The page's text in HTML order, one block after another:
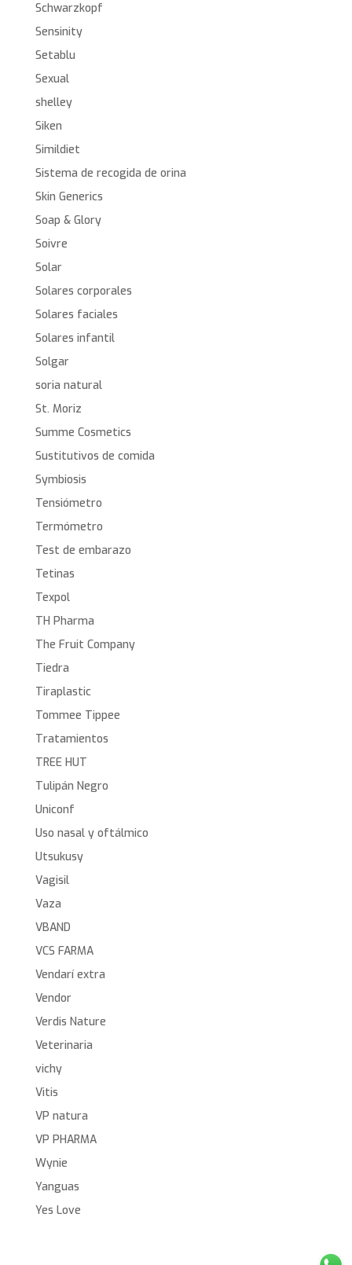
Schwarzkopf
Sensinity
Setablu
Sexual
shelley
Siken
Simildiet
Sistema de recogida de orina
Skin Generics
Soap & Glory
Soivre
Solar
Solares corporales
Solares faciales
Solares infantil
Solgar
soria natural
St. Moriz
Summe Cosmetics
Sustitutivos de comida
Symbiosis
Tensiómetro
Termómetro
Test de embarazo
Tetinas
Texpol
TH Pharma
The Fruit Company
Tiedra
Tiraplastic
Tommee Tippee
Tratamientos
TREE HUT
Tulipán Negro
Uniconf
Uso nasal y oftálmico
Utsukusy
Vagisil
Vaza
VBAND
VCS FARMA
Vendarí extra
Vendor
Verdis Nature
Veterinaria
vichy
Vitis
VP natura
VP PHARMA
Wynie
Yanguas
Yes Love